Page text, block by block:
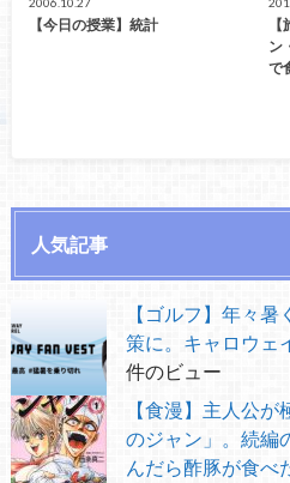
【今日の授業】統計
ン
で
人気記事
【ゴルフ】年々
策に。キャロウェ
件のビュー
【食漫】主人公
のジャン」。続編
んだら酢豚が食べ